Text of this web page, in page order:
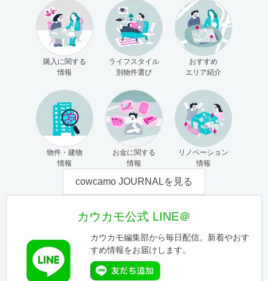
購入に関する
情報
ライフスタイル
別物件選び
おすすめ
エリア紹介
物件・建物
情報
お金に関する
情報
リノベーション
情報
cowcamo JOURNALを見る
カウカモ公式 LINE＠
カウカモ編集部から毎日配信。新着やおす
すめ情報をお届けします。